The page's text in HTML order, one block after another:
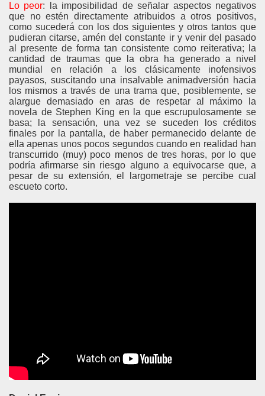
Lo peor: la imposibilidad de señalar aspectos negativos
que no estén directamente atribuidos a otros positivos,
como sucederá con los dos siguientes y otros tantos que
pudieran citarse, amén del constante ir y venir del pasado
al presente de forma tan consistente como reiterativa; la
cantidad de traumas que la obra ha generado a nivel
mundial en relación a los clásicamente inofensivos
payasos, suscitando una insalvable animadversión hacia
los mismos a través de una trama que, posiblemente, se
alargue demasiado en aras de respetar al máximo la
novela de Stephen King en la que escrupulosamente se
basa; la sensación, una vez se suceden los créditos
finales por la pantalla, de haber permanecido delante de
ella apenas unos pocos segundos cuando en realidad han
transcurrido (muy) poco menos de tres horas, por lo que
podría afirmarse sin riesgo alguno a equivocarse que, a
pesar de su extensión, el largometraje se percibe cual
escueto corto.